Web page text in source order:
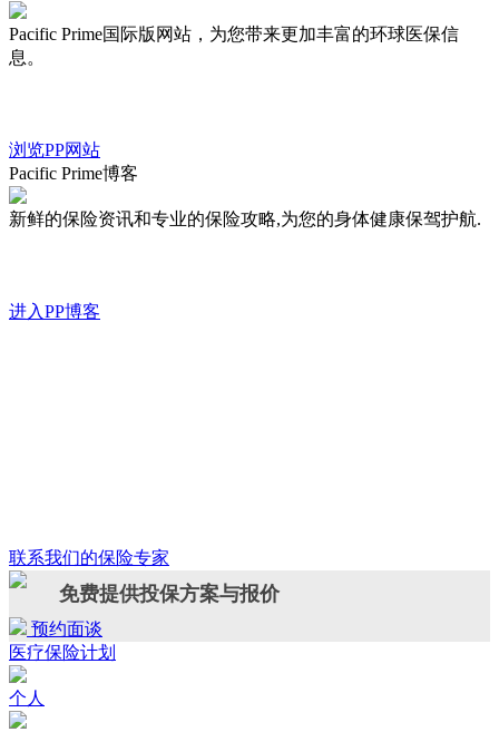
Pacific Prime国际版网站，为您带来更加丰富的环球医保信
息。
浏览PP网站
Pacific Prime博客
新鲜的保险资讯和专业的保险攻略,为您的身体健康保驾护航.
进入PP博客
联系我们的保险专家
免费提供投保方案与报价
预约面谈
医疗保险计划
个人